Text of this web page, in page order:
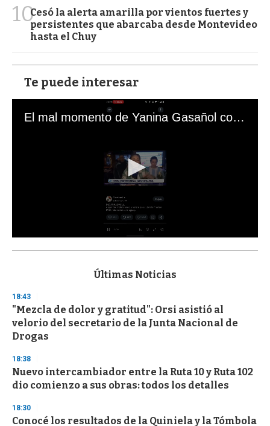
10Cesó la alerta amarilla por vientos fuertes y
persistentes que abarcaba desde Montevideo
hasta el Chuy
Te puede interesar
El mal momento de Yanina Gasañol con un hincha argentino en "Subrayado"
s
d
s
o
f
3
s
e
c
o
d
s
Últimas Noticias
18:43
"Mezcla de dolor y gratitud": Orsi asistió al
velorio del secretario de la Junta Nacional de
Drogas
18:38
Nuevo intercambiador entre la Ruta 10 y Ruta 102
dio comienzo a sus obras: todos los detalles
18:30
Conocé los resultados de la Quiniela y la Tómbola